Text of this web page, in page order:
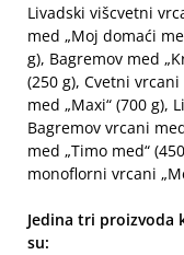
Livadski višcvetni
med „Moj domaći
g), Bagremov med
(250 g), Cvetni
med „Maxi“ (700 g),
Bagremov vrcani
med „Timo med“
monoflorni vrcani
Jedina tri proizvoda
su: